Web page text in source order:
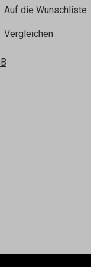
Auf die Wunschliste
Vergleichen